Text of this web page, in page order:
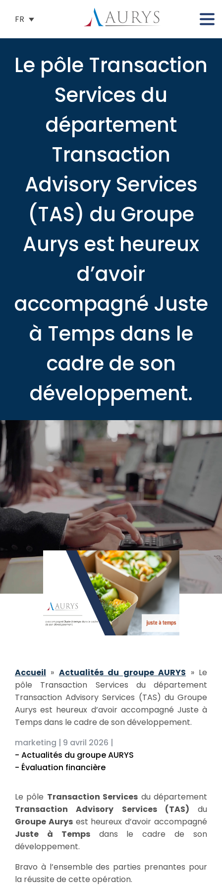
FR
Le pôle Transaction
Services du
département
Transaction
Advisory Services
(TAS) du Groupe
Aurys est heureux
d’avoir
accompagné Juste
à Temps dans le
cadre de son
développement.
Accueil » Actualités du groupe AURYS » Le
pôle Transaction Services du département
Transaction Advisory Services (TAS) du Groupe
Aurys est heureux d’avoir accompagné Juste à
Temps dans le cadre de son développement.
marketing | 9 avril 2026 |
- Actualités du groupe AURYS
- Évaluation financière
Le pôle Transaction Services du département
Transaction Advisory Services (TAS) du
Groupe Aurysest heureux d’avoir accompagné
Juste à Tempsdans le cadre de son
développement.
Bravo à l’ensemble des parties prenantes pour
la réussite de cette opération.